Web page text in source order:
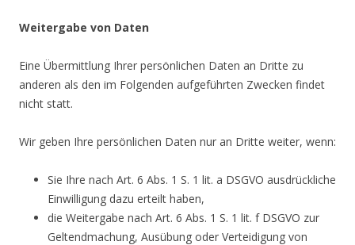
Weitergabe von Daten
Eine Übermittlung Ihrer persönlichen Daten an Dritte zu
anderen als den im Folgenden aufgeführten Zwecken findet
nicht statt.
Wir geben Ihre persönlichen Daten nur an Dritte weiter, wenn:
Sie Ihre nach Art. 6 Abs. 1 S. 1 lit. a DSGVO ausdrückliche
Einwilligung dazu erteilt haben,
die Weitergabe nach Art. 6 Abs. 1 S. 1 lit. f DSGVO zur
Geltendmachung, Ausübung oder Verteidigung von